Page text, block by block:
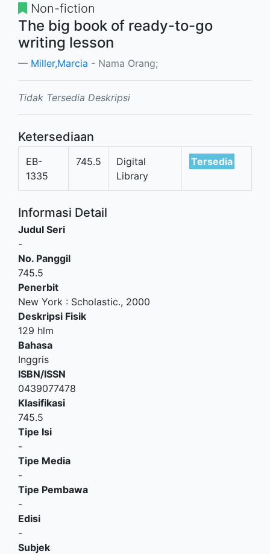
Non-fiction
The big book of ready-to-go
writing lesson
Miller,Marcia - Nama Orang;
Tidak Tersedia Deskripsi
Ketersediaan
EB-
1335
745.5
Digital
Library
Tersedia
Informasi Detail
Judul Seri
-
No. Panggil
745.5
Penerbit
New York : Scholastic., 2000
Deskripsi Fisik
129 hlm
Bahasa
Inggris
ISBN/ISSN
0439077478
Klasifikasi
745.5
Tipe Isi
-
Tipe Media
-
Tipe Pembawa
-
Edisi
-
Subjek